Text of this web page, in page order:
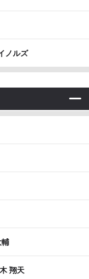
ノルズ
輔
翔天